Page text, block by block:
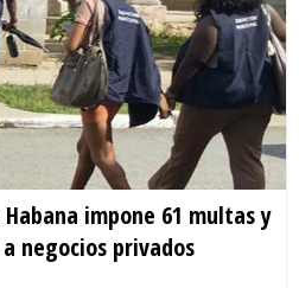
impone 61 multas y
negocios privados